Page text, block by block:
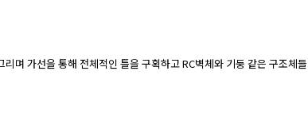
며 가선을 통해 전체적인 틀을 구획하고 RC벽체와 기둥 같은 구조체들